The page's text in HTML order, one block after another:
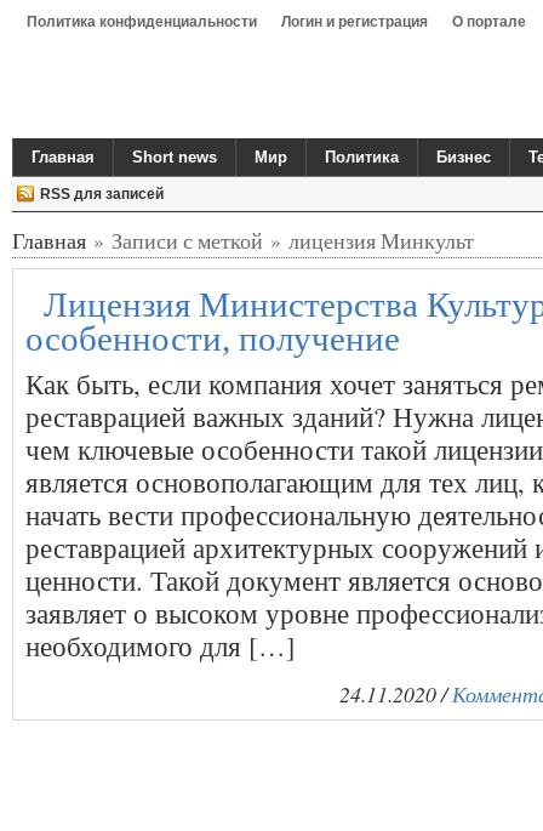
Политика конфиденциальности Логин и регистрация О портале
Главная Short news Мир Политика Бизнес
RSS для записей
Главная » Записи с меткой » лицензия Минкульт
Лицензия Министерства
особенности, получение
Как быть, если компания хочет заняться
реставрацией важных зданий? Нужна
чем ключевые особенности такой
является основополагающим для тех лиц,
начать вести профессиональную
реставрацией архитектурных сооружений
ценности. Такой документ является
заявляет о высоком уровне
необходимого для […]
24.11.2020 /